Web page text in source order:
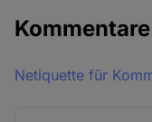
Kommentare
Netiquette für